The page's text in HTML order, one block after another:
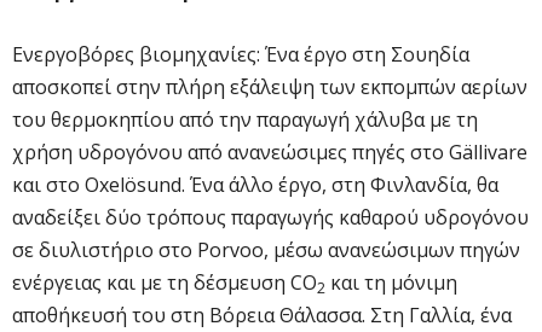
Ενεργοβόρες βιομηχανίες: Ένα έργο στη Σουηδία
αποσκοπεί στην πλήρη εξάλειψη των εκπομπών αερίων
του θερμοκηπίου από την παραγωγή χάλυβα με τη
χρήση υδρογόνου από ανανεώσιμες πηγές στο Gällivare
και στο Oxelösund. Ένα άλλο έργο, στη Φινλανδία, θα
αναδείξει δύο τρόπους παραγωγής καθαρού υδρογόνου
σε διυλιστήριο στο Porvoo, μέσω ανανεώσιμων πηγών
ενέργειας και με τη δέσμευση CO2 και τη μόνιμη
αποθήκευσή του στη Βόρεια Θάλασσα. Στη Γαλλία, ένα